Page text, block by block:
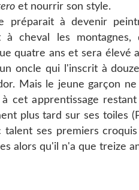
et nourrir son style.
à devenir
à cheval les montagnes,
quatre ans et sera élevé
oncle qui l'inscrit à
Mais le jeune garçon
cet apprentissage
plus tard sur ses toiles
talent ses premiers
alors qu'il n'a que treize